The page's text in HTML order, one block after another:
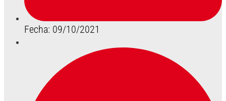
Fecha: 09/10/2021